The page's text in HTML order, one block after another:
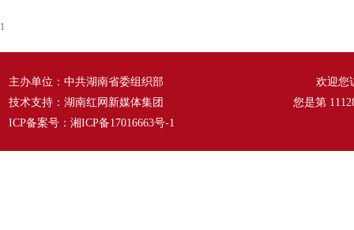
1
主办单位：中共湖南省委组织部
技术支持：湖南红网新媒体集团
ICP备案号： 湘ICP备17016663号-1
欢迎您
您是第